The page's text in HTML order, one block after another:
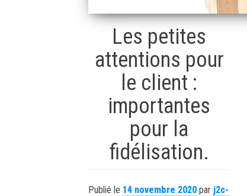
Les petites
attentions pour
le client :
importantes
pour la
fidélisation.
Publié le 14 novembre 2020 par j2c-